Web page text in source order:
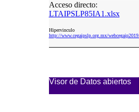
Acceso directo:
LTAIPSLP85IA1.xlsx
Hipervinculo
http://www.cegaipslp.org.mx/
Visor de Datos abiertos